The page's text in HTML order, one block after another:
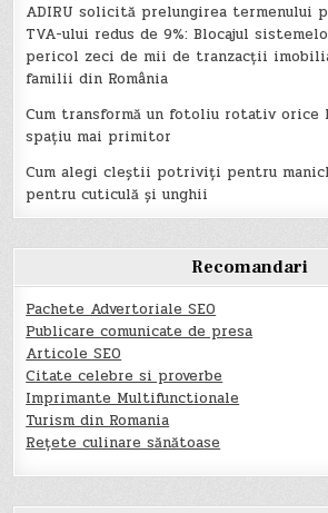
ADIRU solicită prelungirea termenului
TVA-ului redus de 9%: Blocajul
pericol zeci de mii de tranzacții
familii din România
Cum transformă un fotoliu rotativ
spațiu mai primitor
Cum alegi cleștii potriviți pentru
pentru cuticulă și unghii
Recomandari
Pachete Advertoriale SEO
Publicare comunicate de presa
Articole SEO
Citate celebre si proverbe
Imprimante Multifunctionale
Turism din Romania
Rețete culinare sănătoase